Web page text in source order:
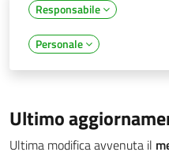
Responsabile
Personale
Ultimo
Ultima modifica avvenuta il